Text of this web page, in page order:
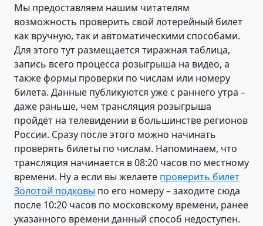
Мы предоставляем нашим читателям
возможность проверить свой лотерейный билет
как вручную, так и автоматическими способами.
Для этого тут размещается тиражная таблица,
запись всего процесса розыгрыша на видео, а
также формы проверки по числам или номеру
билета. Данные публикуются уже с раннего утра –
даже раньше, чем трансляция розыгрыша
пройдёт на телевидении в большинстве регионов
России. Сразу после этого можно начинать
проверять билеты по числам. Напоминаем, что
трансляция начинается в 08:20 часов по местному
времени. Ну а если вы желаете проверить билет
Золотой подковы по его номеру – заходите сюда
после 10:20 часов по московскому времени, ранее
указанного времени данный способ недоступен.